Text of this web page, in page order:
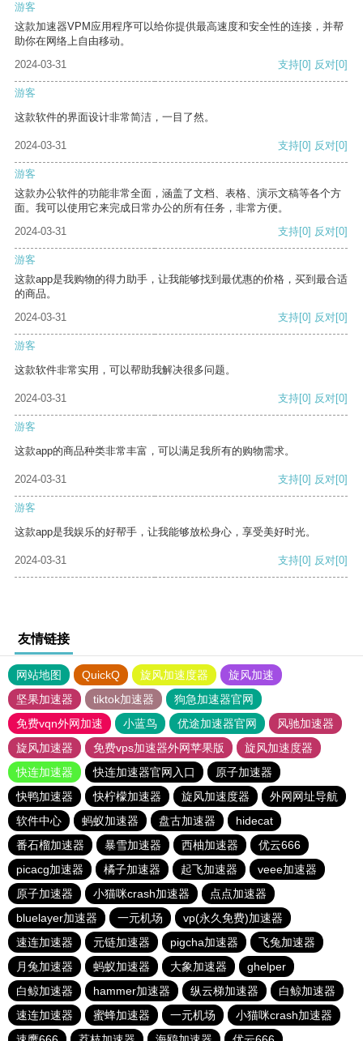
游客
这款加速器VPM应用程序可以给你提供最高速度和安全性的连接，并帮
助你在网络上自由移动。
2024-03-31
支持[0] 反对[0]
游客
这款软件的界面设计非常简洁，一目了然。
2024-03-31 支持[0] 反对[0]
游客
这款办公软件的功能非常全面，涵盖了文档、表格、演示文稿等各个方
面。我可以使用它来完成日常办公的所有任务，非常方便。
2024-03-31
支持[0] 反对[0]
游客
这款app是我购物的得力助手，让我能够找到最优惠的价格，买到最合适
的商品。
2024-03-31
支持[0] 反对[0]
游客
这款软件非常实用，可以帮助我解决很多问题。
2024-03-31 支持[0] 反对[0]
游客
这款app的商品种类非常丰富，可以满足我所有的购物需求。
2024-03-31 支持[0] 反对[0]
游客
这款app是我娱乐的好帮手，让我能够放松身心，享受美好时光。
2024-03-31 支持[0] 反对[0]
友情链接
网站地图 QuickQ 旋风加速度器
旋风加速
坚果加速器
tiktok加速器
狗急加速器官网
免费vqn外网加速
小蓝鸟 优途加速器官网
风驰加速器
旋风加速器
免费vps加速器外网苹果版
旋风加速度器
快连加速器
快连加速器官网入口
原子加速器
快鸭加速器
快柠檬加速器 旋风加速度器
外网网址导航
软件中心
蚂蚁加速器 盘古加速器
hidecat
番石榴加速器
暴雪加速器 西柚加速器
优云666
picacg加速器
橘子加速器 起飞加速器
veee加速器
原子加速器
小猫咪crash加速器
点点加速器
bluelayer加速器
一元机场
vp(永久免费)加速器
速连加速器
元链加速器 pigcha加速器
飞兔加速器
月兔加速器
蚂蚁加速器 大象加速器
ghelper
白鲸加速器
hammer加速器 纵云梯加速器
白鲸加速器
速连加速器
蜜蜂加速器 一元机场
小猫咪crash加速器